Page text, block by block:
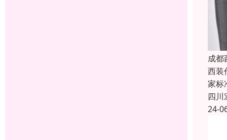
成都
西装
家标
四川
24-